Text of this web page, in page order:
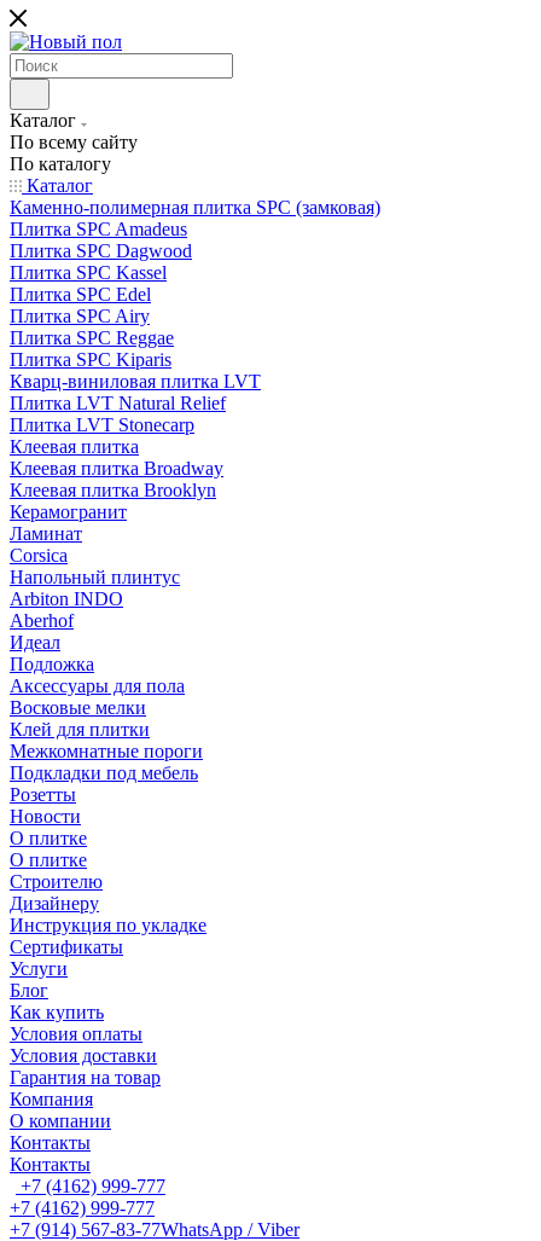
Каталог
По всему сайту
По каталогу
Каталог
Каменно-полимерная плитка SPC (замковая)
Плитка SPC Amadeus
Плитка SPC Dagwood
Плитка SPC Kassel
Плитка SPC Edel
Плитка SPC Airy
Плитка SPC Reggae
Плитка SPC Kiparis
Кварц-виниловая плитка LVT
Плитка LVT Natural Relief
Плитка LVT Stonecarp
Клеевая плитка
Клеевая плитка Broadway
Клеевая плитка Brooklyn
Керамогранит
Ламинат
Corsica
Напольный плинтус
Arbiton INDO
Aberhof
Идеал
Подложка
Аксессуары для пола
Восковые мелки
Клей для плитки
Межкомнатные пороги
Подкладки под мебель
Розетты
Новости
О плитке
О плитке
Строителю
Дизайнеру
Инструкция по укладке
Сертификаты
Услуги
Блог
Как купить
Условия оплаты
Условия доставки
Гарантия на товар
Компания
О компании
Контакты
Контакты
+7 (4162) 999-777
+7 (4162) 999-777
+7 (914) 567-83-77WhatsApp / Viber